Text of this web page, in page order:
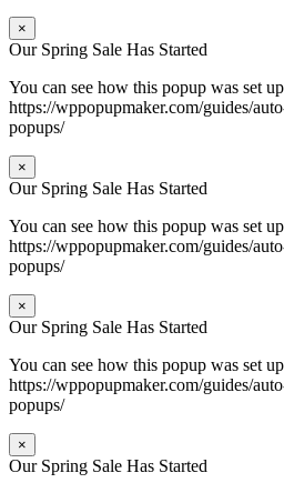
×
Our Spring Sale Has Started
You can see how this popup was set
https://wppopupmaker.com/guides/
popups/
×
Our Spring Sale Has Started
You can see how this popup was set
https://wppopupmaker.com/guides/
popups/
×
Our Spring Sale Has Started
You can see how this popup was set
https://wppopupmaker.com/guides/
popups/
×
Our Spring Sale Has Started